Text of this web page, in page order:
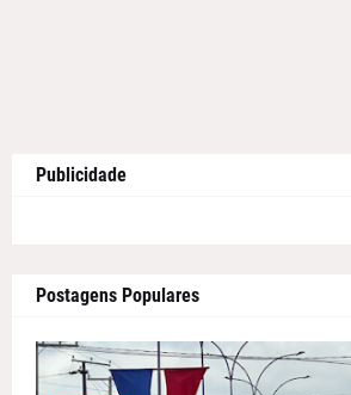
Publicidade
Postagens Populares